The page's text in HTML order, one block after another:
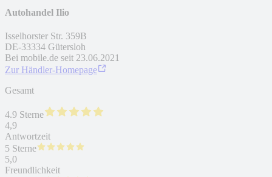
Autohandel Ilio
Isselhorster Str. 359B
DE-33334 Gütersloh
Bei mobile.de seit 23.06.2021
Zur Händler-Homepage
Gesamt
4.9 Sterne
4,9
Antwortzeit
5 Sterne
5,0
Freundlichkeit